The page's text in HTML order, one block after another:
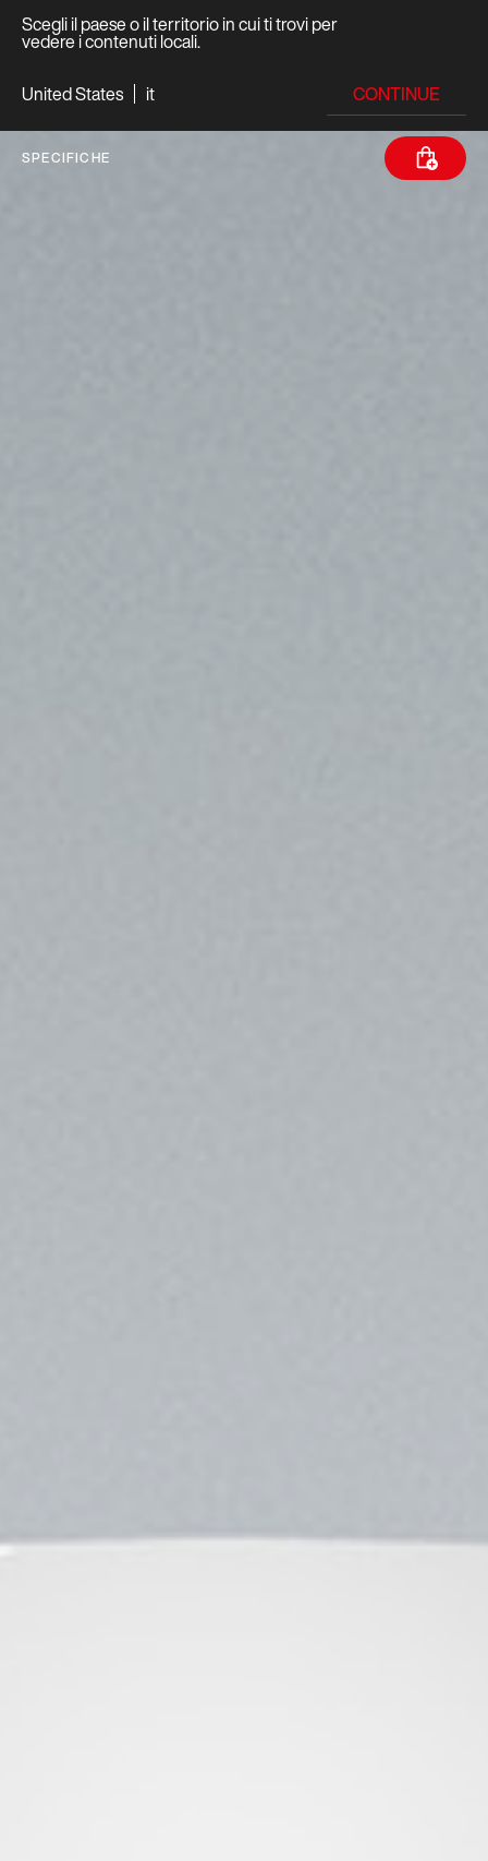
Scegli il paese o il territorio in cui ti trovi per
vedere i contenuti locali.
United States
it CONTINUE
SPECIFICHE